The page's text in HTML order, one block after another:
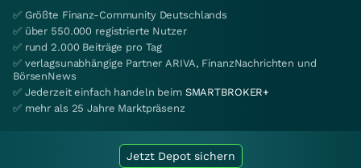
✅ Größte Finanz-Community Deutschlands
✅ über 550.000 registrierte Nutzer
✅ rund 2.000 Beiträge pro Tag
✅ verlagsunabhängige Partner ARIVA, FinanzNachrichten und
BörsenNews
✅ Jederzeit einfach handeln beim SMARTBROKER+
✅ mehr als 25 Jahre Marktpräsenz
Jetzt Depot sichern